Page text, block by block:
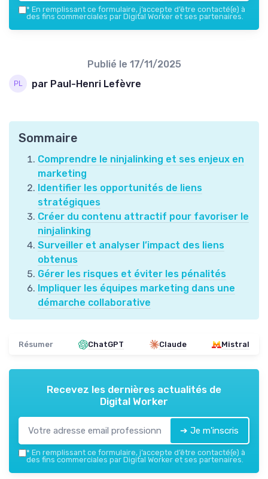
* En remplissant ce formulaire, j’accepte d’être contacté(e) à
des fins commerciales par Digital Worker et ses partenaires.
Publié le 17/11/2025
par Paul-Henri Lefèvre
Sommaire
Comprendre le ninjalinking et ses enjeux en
marketing
Identifier les opportunités de liens
stratégiques
Créer du contenu attractif pour favoriser le
ninjalinking
Surveiller et analyser l’impact des liens
obtenus
Gérer les risques et éviter les pénalités
Impliquer les équipes marketing dans une
démarche collaborative
Résumer ChatGPT Claude Mistral
Recevez les dernières actualités de
Digital Worker
➔ Je m'inscris
* En remplissant ce formulaire, j’accepte d’être contacté(e) à
des fins commerciales par Digital Worker et ses partenaires.